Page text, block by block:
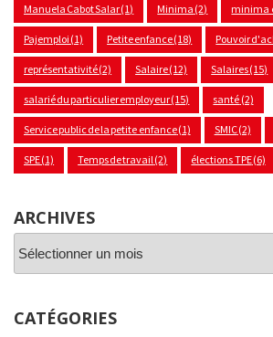
Manuela Cabot Salar(1) Minima (2) minima
Pajemploi (1) Petite enfance(18) Pouvoir
représentativité(2) Salaire(12) Salaires(15)
salarié du particulier employeur(15) santé (2)
Service public de la petite enfance(1) SMIC(2)
SPE(1) Temps de travail (2) élections TPE(6)
ARCHIVES
CATÉGORIES